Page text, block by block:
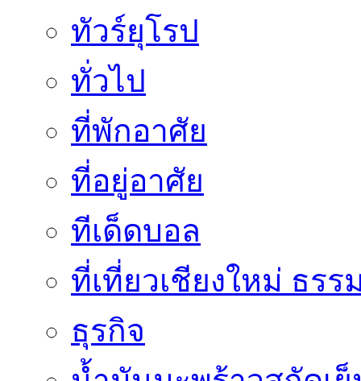
ทัวร์ยุโรป
ทั่วไป
ที่พักอาศัย
ที่อยู่อาศัย
ทีเด็ดบอล
ที่เที่ยวเชียงใหม่ ธรร
ธุรกิจ